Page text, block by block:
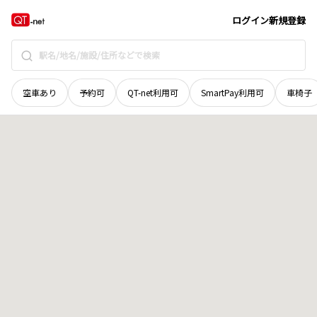
ログイン新規登録
空車あり 予約可 QT-net利用可 SmartPay利用可 車椅子
岩手県